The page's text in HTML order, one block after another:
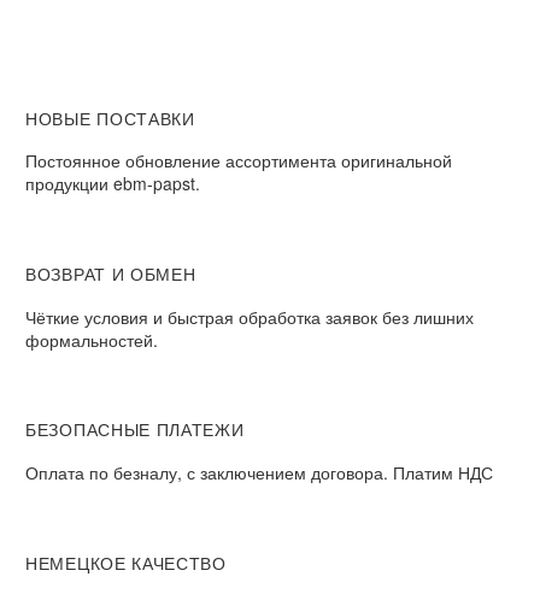
НОВЫЕ ПОСТАВКИ
Постоянное обновление ассортимента оригинальной
продукции ebm-papst.
ВОЗВРАТ И ОБМЕН
Чёткие условия и быстрая обработка заявок без лишних
формальностей.
БЕЗОПАСНЫЕ ПЛАТЕЖИ
Оплата по безналу, с заключением договора. Платим НДС
НЕМЕЦКОЕ КАЧЕСТВО